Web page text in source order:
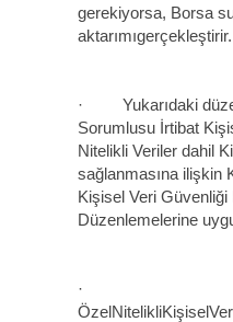
gerekiyorsa, Borsa
aktarımıgerçekleştirir.
· Yukarıdaki
Sorumlusu İrtibat
Nitelikli Veriler dahil
sağlanmasına ilişkin
Kişisel Veri
Düzenlemelerine
·